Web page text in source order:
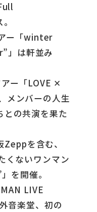
ー「winter
」は軒並み
ー「LOVE ✕
メンバーの人生
との共演を果た
を含む、
くないワンマン
を開催。
LIVE
音楽堂、初の